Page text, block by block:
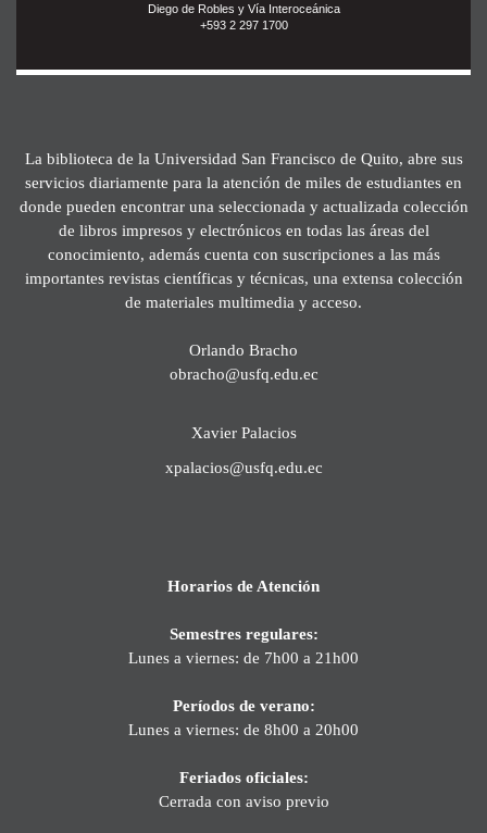
Diego de Robles y Vía Interoceánica
+593 2 297 1700
La biblioteca de la Universidad San Francisco de Quito, abre sus
servicios diariamente para la atención de miles de estudiantes en
donde pueden encontrar una seleccionada y actualizada colección
de libros impresos y electrónicos en todas las áreas del
conocimiento, además cuenta con suscripciones a las más
importantes revistas científicas y técnicas, una extensa colección
de materiales multimedia y acceso.
Orlando Bracho
obracho@usfq.edu.ec
Xavier Palacios
xpalacios@usfq.edu.ec
Horarios de Atención
Semestres regulares:
Lunes a viernes: de 7h00 a 21h00
Períodos de verano:
Lunes a viernes: de 8h00 a 20h00
Feriados oficiales:
Cerrada con aviso previo